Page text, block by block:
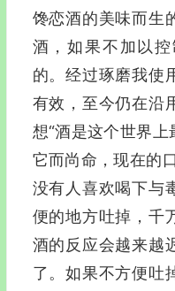
馋恋酒的美味而生
酒，如果不加以
的。经过琢磨我使
有效，至今仍在沿
想“酒是这个世界
它而尚命，现在的
没有人喜欢喝下与
便的地方吐掉，千
酒的反应会越来越
了。如果不方便吐